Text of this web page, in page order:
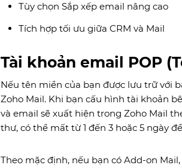
Tùy chọn Sắp xếp email nâng cao
Tích hợp tối ưu giữa CRM và Mail
Tài khoản email POP
Nếu tên miền của bạn được lưu trữ với
Zoho Mail. Khi bạn cấu hình tài khoản
và email sẽ xuất hiện trong Zoho Mail
thư, có thể mất từ ​​1 đến 3 hoặc 5 ngày
Theo mặc định, nếu bạn có Add-on